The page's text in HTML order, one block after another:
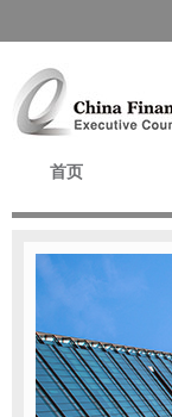
首页